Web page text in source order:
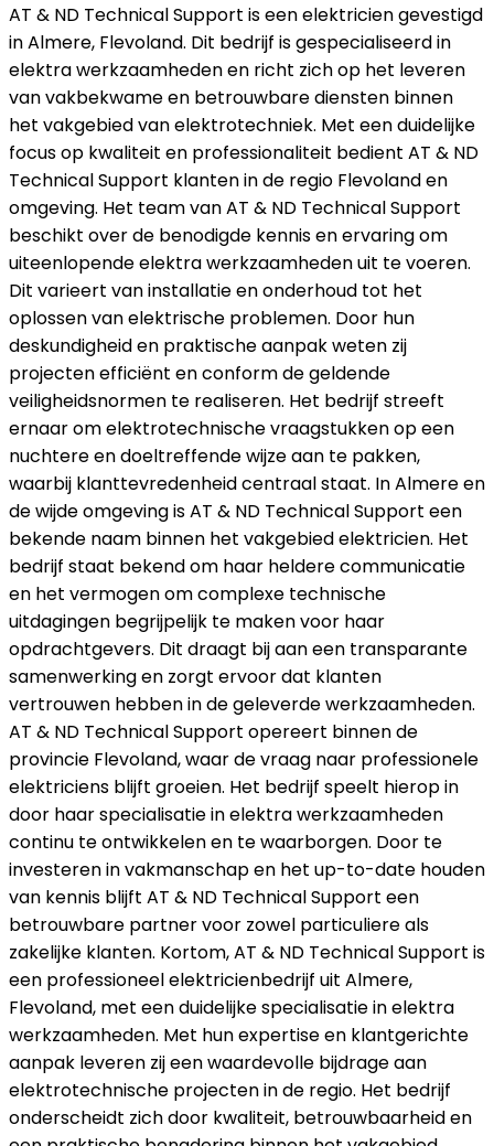
AT & ND Technical Support is een elektricien gevestigd
in Almere, Flevoland. Dit bedrijf is gespecialiseerd in
elektra werkzaamheden en richt zich op het leveren
van vakbekwame en betrouwbare diensten binnen
het vakgebied van elektrotechniek. Met een duidelijke
focus op kwaliteit en professionaliteit bedient AT & ND
Technical Support klanten in de regio Flevoland en
omgeving. Het team van AT & ND Technical Support
beschikt over de benodigde kennis en ervaring om
uiteenlopende elektra werkzaamheden uit te voeren.
Dit varieert van installatie en onderhoud tot het
oplossen van elektrische problemen. Door hun
deskundigheid en praktische aanpak weten zij
projecten efficiënt en conform de geldende
veiligheidsnormen te realiseren. Het bedrijf streeft
ernaar om elektrotechnische vraagstukken op een
nuchtere en doeltreffende wijze aan te pakken,
waarbij klanttevredenheid centraal staat. In Almere en
de wijde omgeving is AT & ND Technical Support een
bekende naam binnen het vakgebied elektricien. Het
bedrijf staat bekend om haar heldere communicatie
en het vermogen om complexe technische
uitdagingen begrijpelijk te maken voor haar
opdrachtgevers. Dit draagt bij aan een transparante
samenwerking en zorgt ervoor dat klanten
vertrouwen hebben in de geleverde werkzaamheden.
AT & ND Technical Support opereert binnen de
provincie Flevoland, waar de vraag naar professionele
elektriciens blijft groeien. Het bedrijf speelt hierop in
door haar specialisatie in elektra werkzaamheden
continu te ontwikkelen en te waarborgen. Door te
investeren in vakmanschap en het up-to-date houden
van kennis blijft AT & ND Technical Support een
betrouwbare partner voor zowel particuliere als
zakelijke klanten. Kortom, AT & ND Technical Support is
een professioneel elektricienbedrijf uit Almere,
Flevoland, met een duidelijke specialisatie in elektra
werkzaamheden. Met hun expertise en klantgerichte
aanpak leveren zij een waardevolle bijdrage aan
elektrotechnische projecten in de regio. Het bedrijf
onderscheidt zich door kwaliteit, betrouwbaarheid en